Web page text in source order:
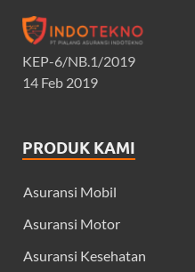
KEP-6/NB.1/2019
14 Feb 2019
PRODUK KAMI
Asuransi Mobil
Asuransi Motor
Asuransi Kesehatan